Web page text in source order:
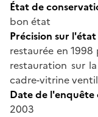
État de
bon état
Précision sur
restaurée en
restauration sur
cadre-vitrine
Date de
2003